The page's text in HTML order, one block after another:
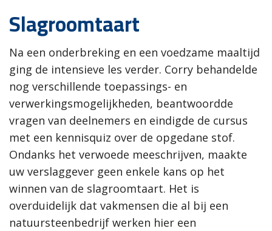
Slagroomtaart
Na een onderbreking en een voedzame maaltijd
ging de intensieve les verder. Corry behandelde
nog verschillende toepassings- en
verwerkingsmogelijkheden, beantwoordde
vragen van deelnemers en eindigde de cursus
met een kennisquiz over de opgedane stof.
Ondanks het verwoede meeschrijven, maakte
uw verslaggever geen enkele kans op het
winnen van de slagroomtaart. Het is
overduidelijk dat vakmensen die al bij een
natuursteenbedrijf werken hier een